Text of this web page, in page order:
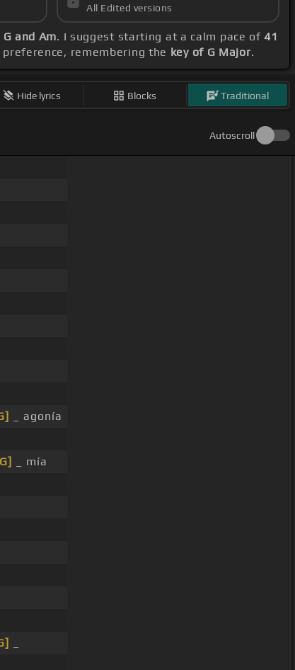
All Edited versions
and Am. I suggest starting at a calm pace of41
remembering the key of G Major.
Hide lyrics Blocks Traditional
Autoscroll
_ agonía
_ mía